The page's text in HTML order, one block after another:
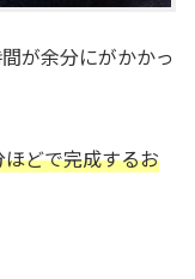
が余分にがかかっ
ほどで完成するお